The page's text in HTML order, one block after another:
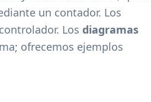
un contador. Los
Losdiagramas
ofrecemos ejemplos